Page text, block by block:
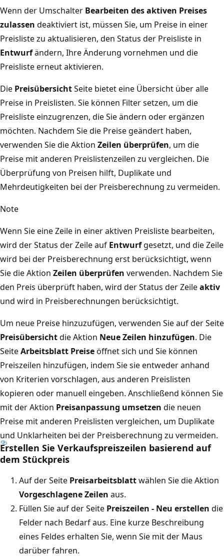
Wenn der Umschalter Bearbeiten des aktiven Preises
zulassen deaktiviert ist, müssen Sie, um Preise in einer
Preisliste zu aktualisieren, den Status der Preisliste in
Entwurfändern, Ihre Änderung vornehmen und die
Preisliste erneut aktivieren.
Die PreisübersichtSeite bietet eine Übersicht über alle
Preise in Preislisten. Sie können Filter setzen, um die
Preisliste einzugrenzen, die Sie ändern oder ergänzen
möchten. Nachdem Sie die Preise geändert haben,
verwenden Sie die Aktion Zeilen überprüfen, um die
Preise mit anderen Preislistenzeilen zu vergleichen. Die
Überprüfung von Preisen hilft, Duplikate und
Mehrdeutigkeiten bei der Preisberechnung zu vermeiden.
Note
Wenn Sie eine Zeile in einer aktiven Preisliste bearbeiten,
wird der Status der Zeile auf Entwurfgesetzt, und die Zeile
wird bei der Preisberechnung erst berücksichtigt, wenn
Sie die Aktion Zeilen überprüfen verwenden. Nachdem Sie
den Preis überprüft haben, wird der Status der Zeileaktiv
und wird in Preisberechnungen berücksichtigt.
Um neue Preise hinzuzufügen, verwenden Sie auf der Seite
Preisübersichtdie Aktion Neue Zeilen hinzufügen. Die
SeiteArbeitsblatt Preiseöffnet sich und Sie können
Preiszeilen hinzufügen, indem Sie sie entweder anhand
von Kriterien vorschlagen, aus anderen Preislisten
kopieren oder manuell eingeben. Anschließend können Sie
mit der Aktion Preisanpassung umsetzen die neuen
Preise mit anderen Preislisten vergleichen, um Duplikate
und Unklarheiten bei der Preisberechnung zu vermeiden.
Erstellen Sie Verkaufspreiszeilen basierend auf
dem Stückpreis
Auf der Seite Preisarbeitsblattwählen Sie die Aktion
Vorgeschlagene Zeilen aus.
Füllen Sie auf der Seite Preiszeilen - Neu erstellen die
Felder nach Bedarf aus. Eine kurze Beschreibung
eines Feldes erhalten Sie, wenn Sie mit der Maus
darüber fahren.